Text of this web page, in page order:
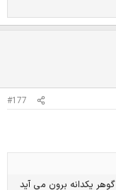
#177
یکدانه برون می آید